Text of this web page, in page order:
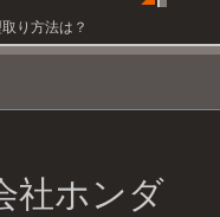
り方法は？
社ホンダ